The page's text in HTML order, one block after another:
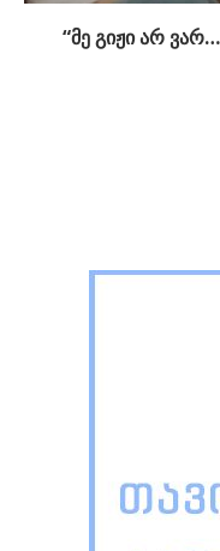
“მე გიჟი არ